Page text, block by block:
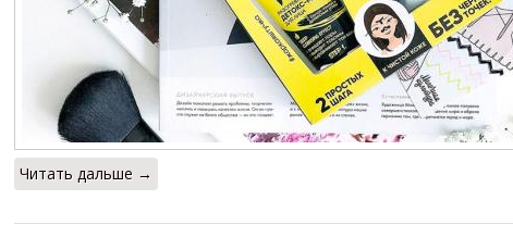
Читать дальше →